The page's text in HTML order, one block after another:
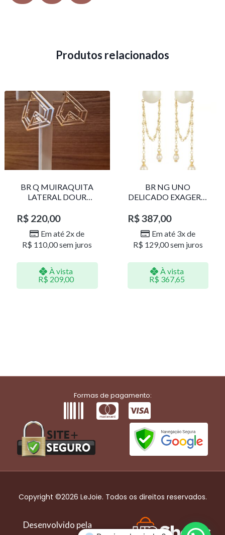
Produtos relacionados
BR Q MUIRAQUITA
LATERAL DOUR
R$ 220,00
Em até 2x de
R$ 110,00sem juros
À vista
R$ 209,00
BR NG UNO
DELICADO EXAGERO
R$387,00
Em até 3x de
R$ 129,00sem juros
À vista
R$ 367,65
Formas de pagamento:
Copyright ©2026 LeJoie. Todos os direitos reservados.
Desenvolvido pela